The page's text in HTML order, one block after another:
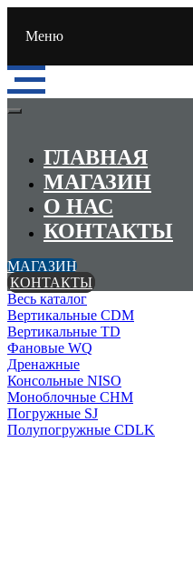
Меню
ГЛАВНАЯ
МАГАЗИН
О НАС
КОНТАКТЫ
МАГАЗИН
КОНТАКТЫ
Весь каталог
Вертикальные CDM
Вертикальные TD
Фановые WQ
Дренажные
Консольные NISO
Моноблочные CHМ
Погружные SJ
Полупогружные CDLK